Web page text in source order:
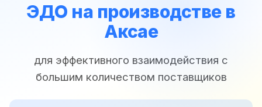
ЭДО на производстве в
Аксае
для эффективного взаимодействия с
большим количеством поставщиков